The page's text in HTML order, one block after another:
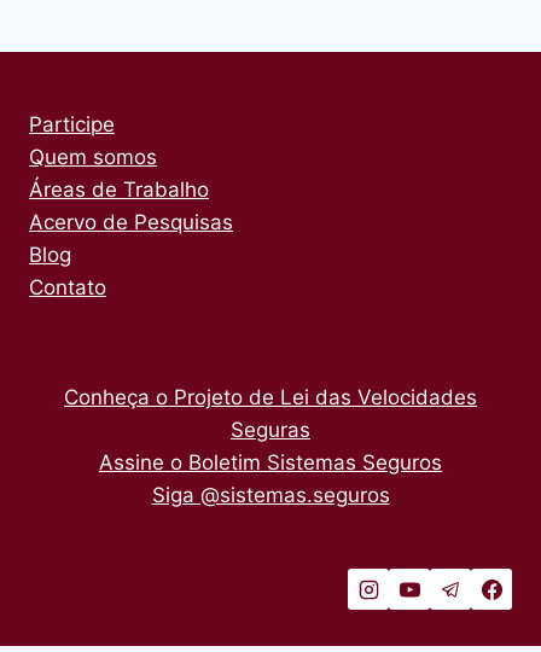
Participe
Quem somos
Áreas de Trabalho
Acervo de Pesquisas
Blog
Contato
Conheça o Projeto de Lei das Velocidades
Seguras
Assine o Boletim Sistemas Seguros
Siga @sistemas.seguros